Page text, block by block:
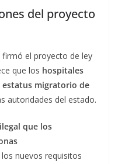
del proyecto
el proyecto de ley
que los hospitales
migratorio de
autoridades del estado.
que los
nuevos requisitos